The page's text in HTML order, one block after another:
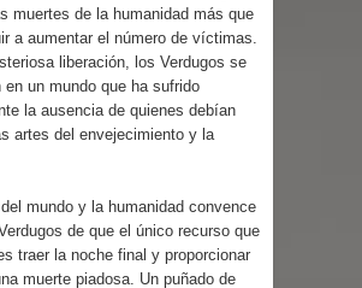
muertes de la humanidad más que
a aumentar el número de víctimas.
liberación, los Verdugos se
en un mundo que ha sufrido
la ausencia de quienes debían
artes del envejecimiento y la
mundo y la humanidad convence
de que el único recurso que
traer la noche final y proporcionar
muerte piadosa. Un puñado de